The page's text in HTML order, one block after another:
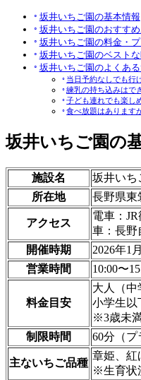
坂井いちご園の基本情報
坂井いちご園のおすす
坂井いちご園の料金・
坂井いちご園のベスト
坂井いちご園のよくあ
当日予約なしでも行
練乳の持ち込みはで
子ども連れでも楽し
食べ放題はあります
坂井いちご園の
施設名
坂井いち
所在地
長野県東
アクセス
電車：
車：長野
開催時期
2026年1
営業時間
10:00〜
料金目安
大人（中
小学生以
※3歳未
制限時間
60分（プ
主ないちご品種
章姫、紅
※生育状